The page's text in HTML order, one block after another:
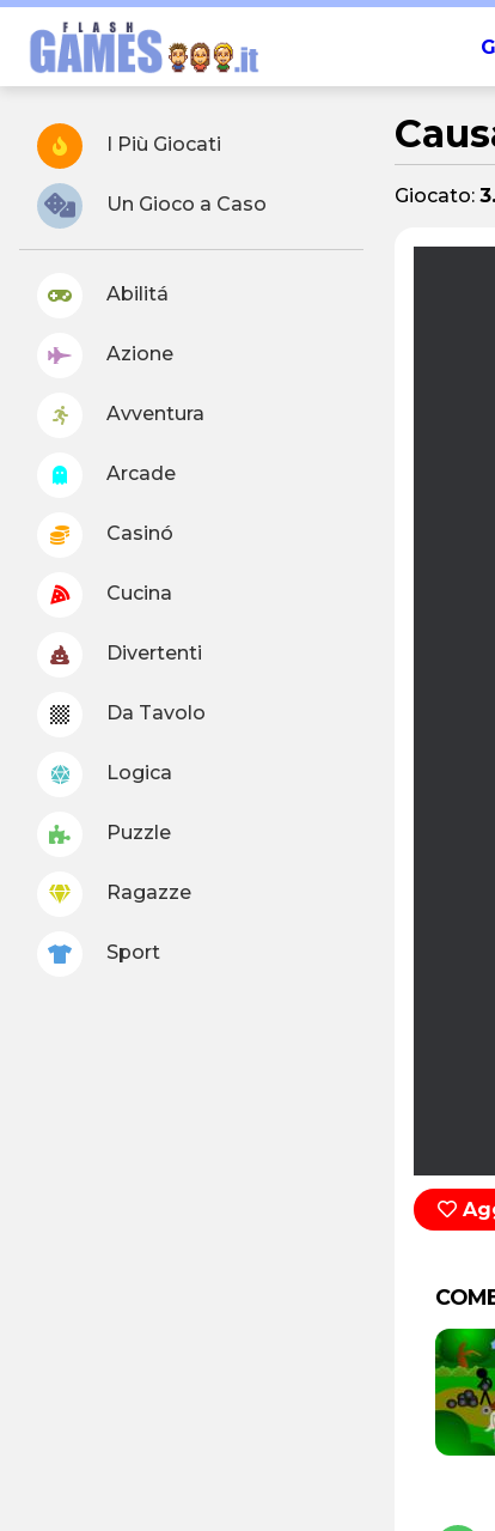
I Più Giocati
Un Gioco a Caso
Abilitá
Azione
Avventura
Arcade
Casinó
Cucina
Divertenti
Da Tavolo
Logica
Puzzle
Ragazze
Sport
Giocato: